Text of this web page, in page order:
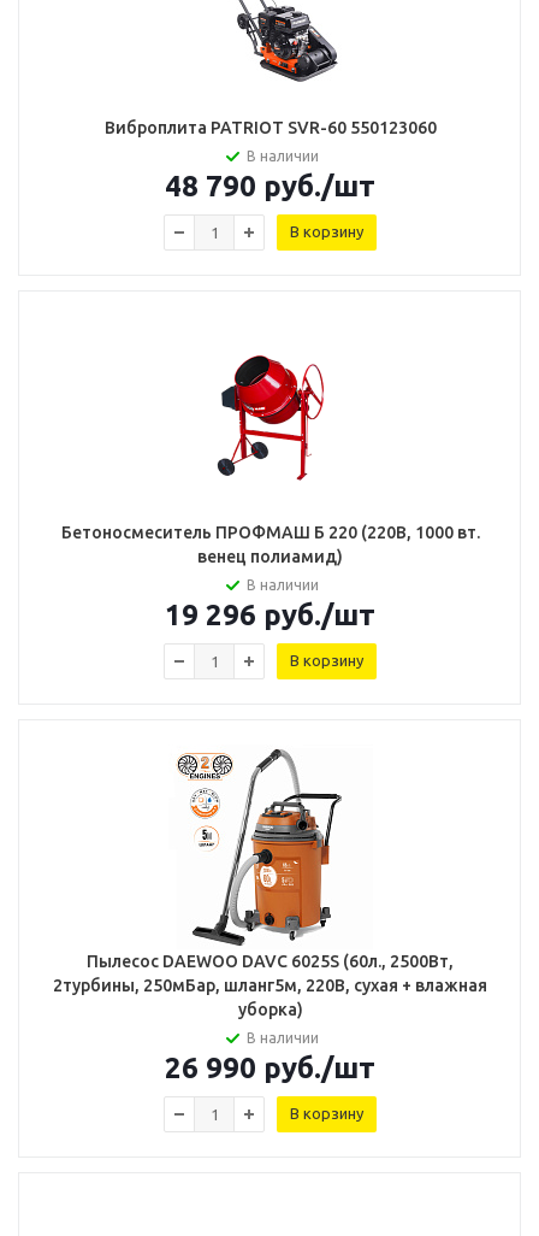
Виброплита PATRIOT SVR-60 550123060
В наличии
48 790 руб./шт
В корзину
Бетоносмеситель ПРОФМАШ Б 220 (220В, 1000 вт.
венец полиамид)
В наличии
19 296 руб./шт
В корзину
Пылесос DAEWOO DAVC 6025S (60л., 2500Вт,
2турбины, 250мБар, шланг5м, 220В, сухая + влажная
уборка)
В наличии
26 990 руб./шт
В корзину